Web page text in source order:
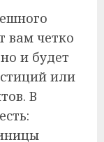
вам четко
и будет
или
В